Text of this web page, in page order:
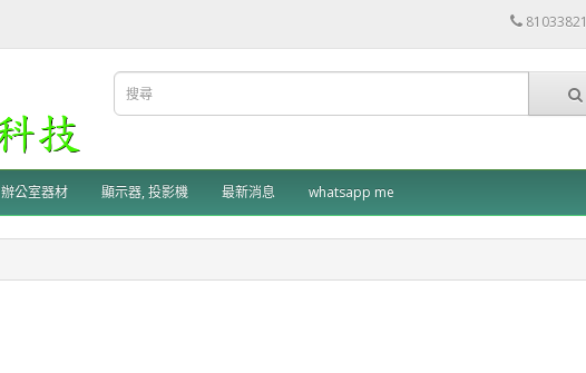
81033821
辦公室器材 顯示器, 投影機 最新消息 whatsapp me